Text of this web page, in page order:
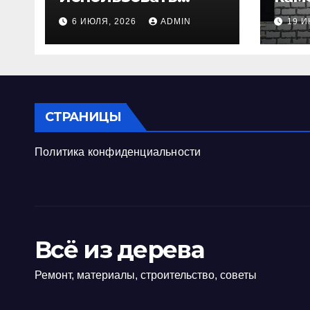
мембранную
плёнку для
гидроизоляции
6 ИЮЛЯ, 2026 ADMIN 19
СТРАНИЦЫ
Политика конфиденциальности
Всё из дерева
Ремонт, материалы, строительство, советы